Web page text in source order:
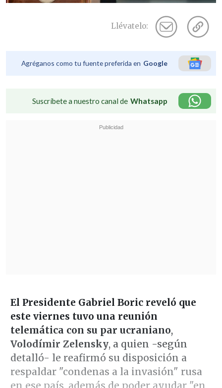
Llévatelo:
Agréganos como tu fuente preferida en Google
Suscríbete a nuestro canal de Whatsapp
El Presidente Gabriel Boric reveló que
este viernes tuvo una reunión
telemática con su par ucraniano,
Volodímir Zelensky, a quien -según
detalló- le reafirmó su disposición a
respaldar "condenas a la invasión" rusa
en ese país, además de poder ayudar "en